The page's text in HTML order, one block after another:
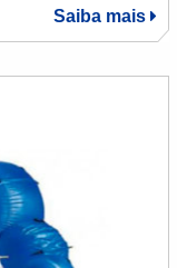
Saiba mais